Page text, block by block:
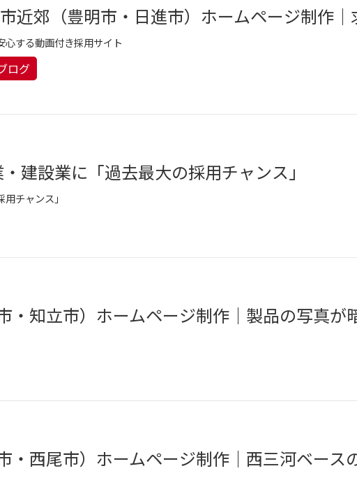
心する動画付き採用サイト
ログ
建設業に「過去最大の採用チャンス」
チャンス」